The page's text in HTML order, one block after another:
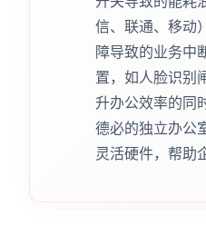
信、联通、移动
障导致的业务中
置，如人脸识别
升办公效率的同
德必的独立办公
灵活硬件，帮助